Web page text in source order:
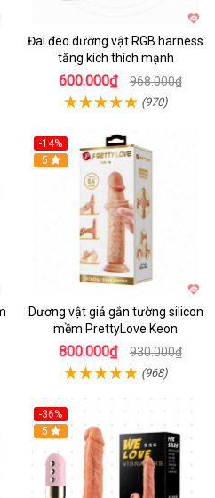
Đai đeo dương vật RGB harness
tăng kích thích mạnh
600.000₫ 968.000₫
(970)
-14%
5
Dương vật giả gắn tường silicon
mềm PrettyLove Keon
800.000₫ 930.000₫
(968)
-36%
5